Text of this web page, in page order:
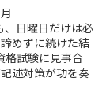
、日曜日だけは必
めずに続けた結
格試験に見事合
述対策が功を奏